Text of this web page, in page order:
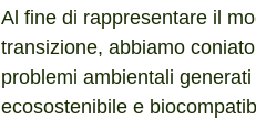
Al fine di rappresentare il
transizione, abbiamo
problemi ambientali
ecosostenibile e